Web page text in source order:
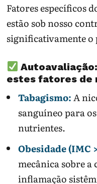
Fatores específicos
estão sob nosso
significativamente o
estes fatores de
Tabagismo:A
sanguíneo para
nutrientes.
Obesidade (IMC
mecânica sobre
inflamação